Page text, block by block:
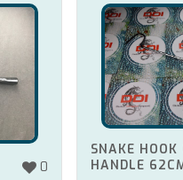
0
SNAKE HOOK
HANDLE